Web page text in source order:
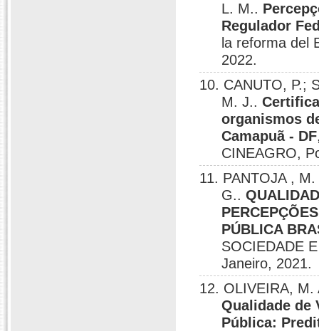
L. M..
Regulador
la reforma del
2022.
10. CANUTO, P.;
M. J..
organismos
Camapuã - DF
CINEAGRO,
11. PANTOJA ,
G..
PÚBLICA
SOCIEDADE
Janeiro, 2021.
12. OLIVEIRA,
Qualidade de
Pública: